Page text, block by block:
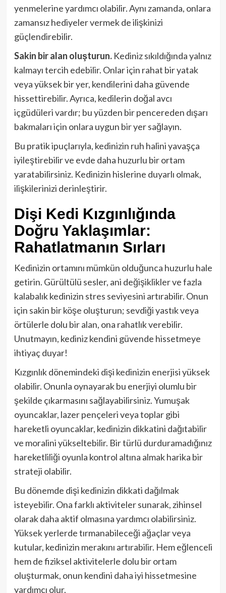
yenmelerine yardımcı olabilir. Aynı zamanda, onlara
zamansız hediyeler vermek de ilişkinizi
güçlendirebilir.
Sakin bir alan oluşturun.Kediniz sıkıldığında yalnız
kalmayı tercih edebilir. Onlar için rahat bir yatak
veya yüksek bir yer, kendilerini daha güvende
hissettirebilir. Ayrıca, kedilerin doğal avcı
içgüdüleri vardır; bu yüzden bir pencereden dışarı
bakmaları için onlara uygun bir yer sağlayın.
Bu pratik ipuçlarıyla, kedinizin ruh halini yavaşça
iyileştirebilir ve evde daha huzurlu bir ortam
yaratabilirsiniz. Kedinizin hislerine duyarlı olmak,
ilişkilerinizi derinleştirir.
Dişi Kedi Kızgınlığında
Doğru Yaklaşımlar:
Rahatlatmanın Sırları
Kedinizin ortamını mümkün olduğunca huzurlu hale
getirin. Gürültülü sesler, ani değişiklikler ve fazla
kalabalık kedinizin stres seviyesini artırabilir. Onun
için sakin bir köşe oluşturun; sevdiği yastık veya
örtülerle dolu bir alan, ona rahatlık verebilir.
Unutmayın, kediniz kendini güvende hissetmeye
ihtiyaç duyar!
Kızgınlık dönemindeki dişi kedinizin enerjisi yüksek
olabilir. Onunla oynayarak bu enerjiyi olumlu bir
şekilde çıkarmasını sağlayabilirsiniz. Yumuşak
oyuncaklar, lazer pençeleri veya toplar gibi
hareketli oyuncaklar, kedinizin dikkatini dağıtabilir
ve moralini yükseltebilir. Bir türlü durduramadığınız
hareketliliği oyunla kontrol altına almak harika bir
strateji olabilir.
Bu dönemde dişi kedinizin dikkati dağılmak
isteyebilir. Ona farklı aktiviteler sunarak, zihinsel
olarak daha aktif olmasına yardımcı olabilirsiniz.
Yüksek yerlerde tırmanabileceği ağaçlar veya
kutular, kedinizin merakını artırabilir. Hem eğlenceli
hem de fiziksel aktivitelerle dolu bir ortam
oluşturmak, onun kendini daha iyi hissetmesine
yardımcı olur.